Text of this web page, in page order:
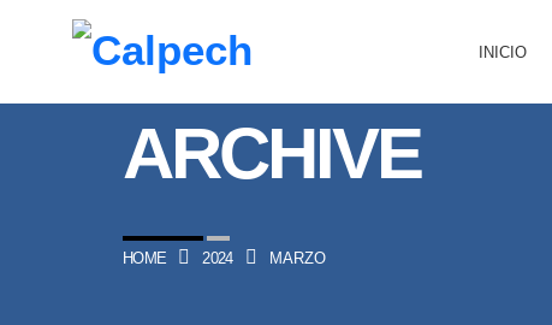
INICIO
ARCHIVE
HOME 2024 MARZO